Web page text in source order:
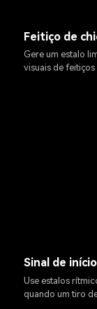
Feitiço de
Gere um estalo
visuais de
Sinal de
Use estalos
quando um tiro